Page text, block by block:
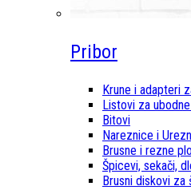
Pribor
Krune i adapteri
Listovi za
Bitovi
Nareznice i
Brusne i rezne
Špicevi, sekači,
Brusni diskovi za